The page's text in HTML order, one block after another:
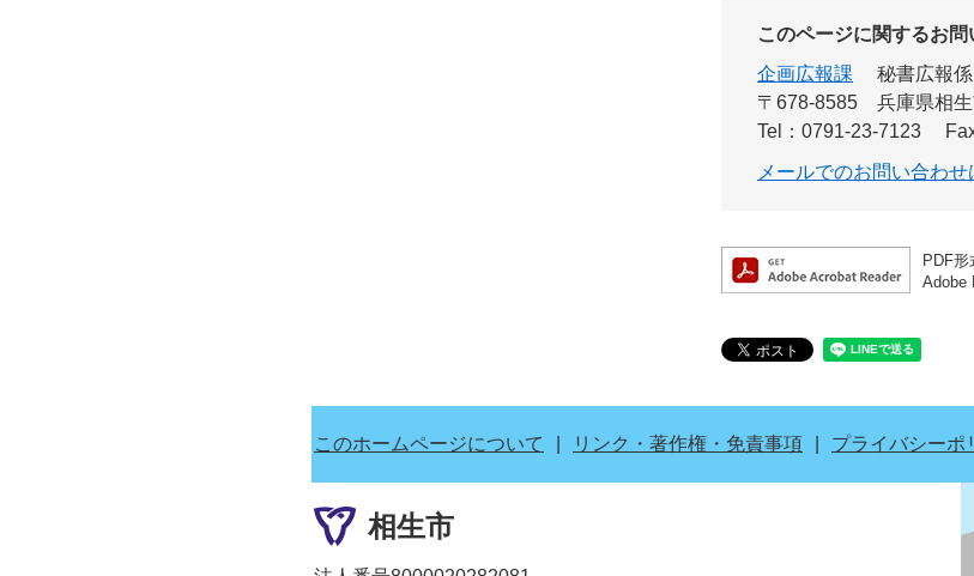
このページに関するお
企画広報課
秘書広報係
〒678-8585
兵庫県相
Tel：0791-23-7123
メールでのお問い合わせ
PDF
Adobe
このホームページについて リンク・著作権・免責事項 プライバシーポ
相生市